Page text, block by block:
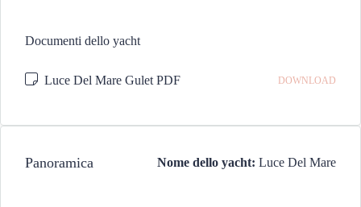
Documenti dello yacht
Luce Del Mare Gulet PDF DOWNLOAD
Panoramica Nome dello yacht: Luce Del Mare